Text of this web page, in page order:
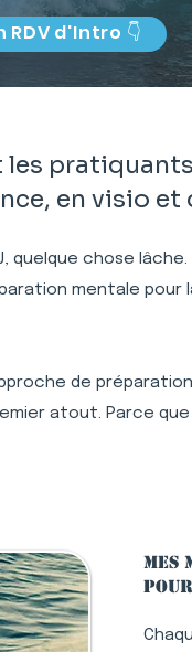
d'Intro 👇
en visio et
quelque chose
mentale pour
de
atout. Parce
Mes